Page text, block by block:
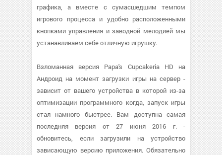
графика, а вместе с сумасшедшим темпом
игрового процесса и удобно расположенными
кнопками управления и заводной мелодией мы
устанавливаем себе отличную игрушку.
Взломанная версия Papa's Cupcakeria HD на
Андроид на момент загрузки игры на сервер -
зависит от вашего устройства в которой из-за
оптимизации программного когда, запуск игры
стал намного быстрее. Вам доступна самая
последняя версия от 27 июня 2016 г. -
обновитесь, если загрузили на устройство
зависающую версию приложения. Обязательно